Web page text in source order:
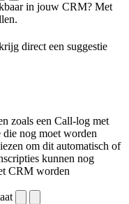
in jouw CRM? Met
direct een suggestie
zoals een Call-log met
die nog moet worden
om dit automatisch of
kunnen nog
CRM worden